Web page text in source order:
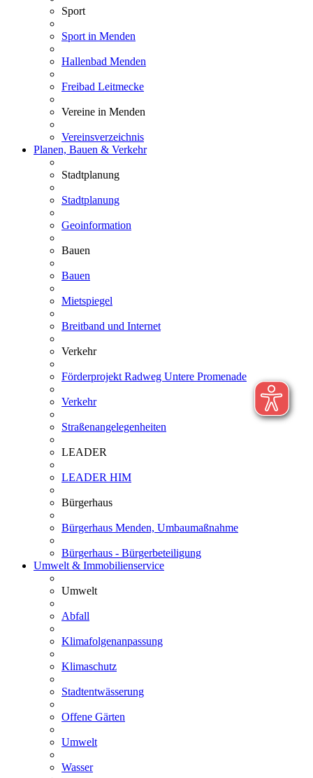
Sport
Sport in Menden
Hallenbad Menden
Freibad Leitmecke
Vereine in Menden
Vereinsverzeichnis
Planen, Bauen & Verkehr
Stadtplanung
Stadtplanung
Geoinformation
Bauen
Bauen
Mietspiegel
Breitband und Internet
Verkehr
Förderprojekt Radweg Untere Promenade
Verkehr
Straßenangelegenheiten
LEADER
LEADER HIM
Bürgerhaus
Bürgerhaus Menden, Umbaumaßnahme
Bürgerhaus - Bürgerbeteiligung
Umwelt & Immobilienservice
Umwelt
Abfall
Klimafolgenanpassung
Klimaschutz
Stadtentwässerung
Offene Gärten
Umwelt
Wasser